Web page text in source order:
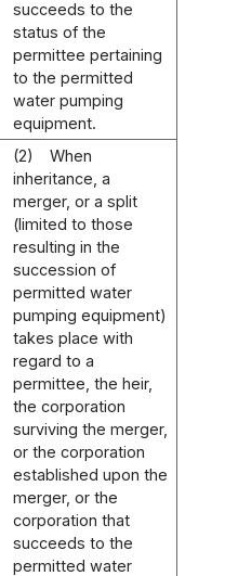
succeeds to the
status of the
permittee pertaining
to the permitted
water pumping
equipment.
(2)
When
inheritance, a
merger, or a split
(limited to those
resulting in the
succession of
permitted water
pumping equipment)
takes place with
regard to a
permittee, the heir,
the corporation
surviving the merger,
or the corporation
established upon the
merger, or the
corporation that
succeeds to the
permitted water